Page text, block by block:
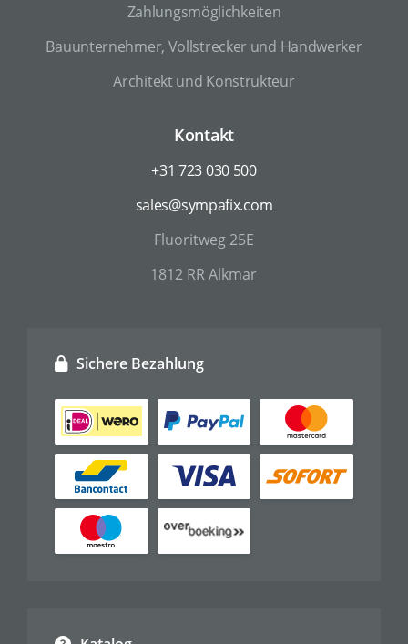
Zahlungsmöglichkeiten
Bauunternehmer, Vollstrecker und Handwerker
Architekt und Konstrukteur
Kontakt
+31 723 030 500
sales@sympafix.com
Fluoritweg 25E
1812 RR Alkmar
Sichere Bezahlung